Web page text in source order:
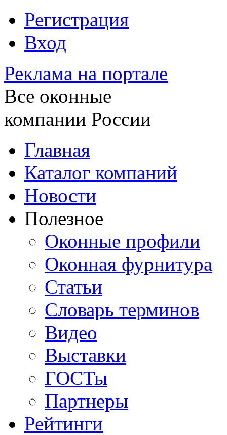
Регистрация
Вход
Реклама на портале
Все оконные
компании России
Главная
Каталог компаний
Новости
Полезное
Оконные профили
Оконная фурнитура
Статьи
Словарь терминов
Видео
Выставки
ГОСТы
Партнеры
Рейтинги